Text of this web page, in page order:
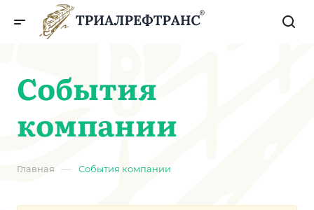
События
компании
Главная — События компании